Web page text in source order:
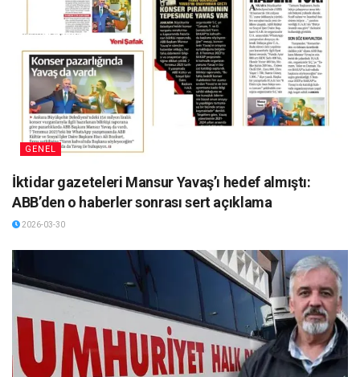
GENEL
İktidar gazeteleri Mansur Yavaş’ı hedef almıştı:
ABB’den o haberler sonrası sert açıklama
2026-03-30